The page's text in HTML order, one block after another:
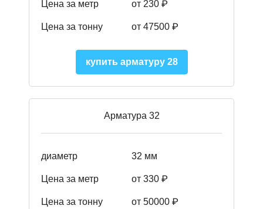
Цена за метр от 230 ₽
Цена за тонну от 47500 ₽
купить арматуру 28
Арматура 32
диаметр 32 мм
Цена за метр от 330 ₽
Цена за тонну от 50000 ₽